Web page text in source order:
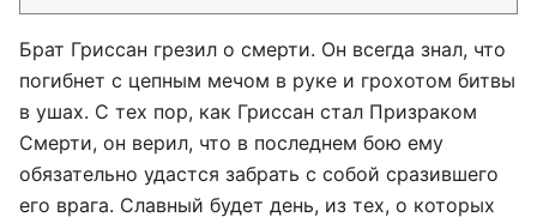
Брат Гриссан грезил о смерти. Он всегда знал, что
погибнет с цепным мечом в руке и грохотом битвы
в ушах. С тех пор, как Гриссан стал Призраком
Смерти, он верил, что в последнем бою ему
обязательно удастся забрать с собой сразившего
его врага. Славный будет день, из тех, о которых